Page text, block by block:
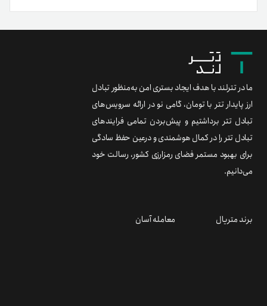
ما در تترلند با هدف ایجاد بستری امن به‌منظور تبادل
ارز پایدار تتر با تومان، گامی نو در ارائه سرویس‌های
تبادل تتر برداشتیم و پیش‌بردن تمامی فرایندهای
تبادل تتر را در کمال هوشمندی و درعین حفظ سادگی
برای بهبود مستمر فضای رمزارزی کشور، رسالت خود
می‌دانیم.
برند متریال معامله آسان